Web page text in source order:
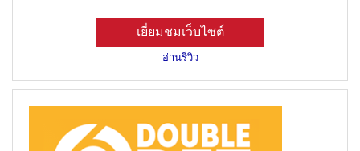
เยี่ยมชมเว็บไซต์
อ่านรีวิว